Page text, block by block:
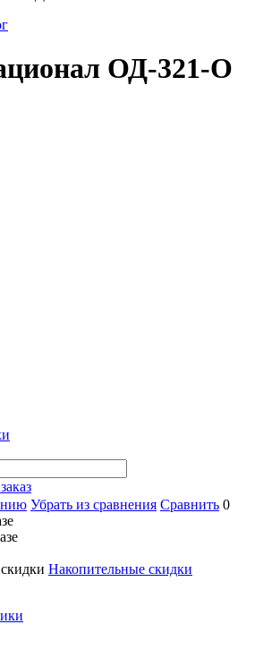
ОД-321-О
Убрать из сравнения Сравнить 0
Накопительные скидки